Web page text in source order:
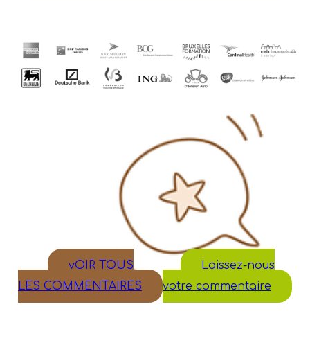
Slide 4 of 11
Slide 3 of 10
vOIR TOUS
LES COMMENTAIRES
Laissez-nous
votre commentaire